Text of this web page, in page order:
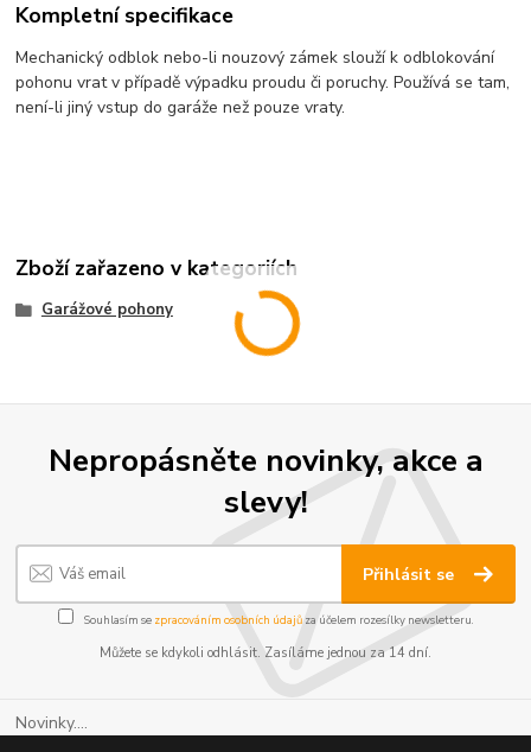
Kompletní specifikace
Mechanický odblok nebo-li nouzový zámek slouží k odblokování
pohonu vrat v případě výpadku proudu či poruchy. Používá se tam,
není-li jiný vstup do garáže než pouze vraty.
Zboží zařazeno v kategoriích
Garážové pohony
Nepropásněte novinky, akce a
slevy!
Přihlásit se
Souhlasím se zpracováním osobních údajůza účelem rozesílky newsletteru.
Můžete se kdykoli odhlásit. Zasíláme jednou za 14 dní.
Novinky....